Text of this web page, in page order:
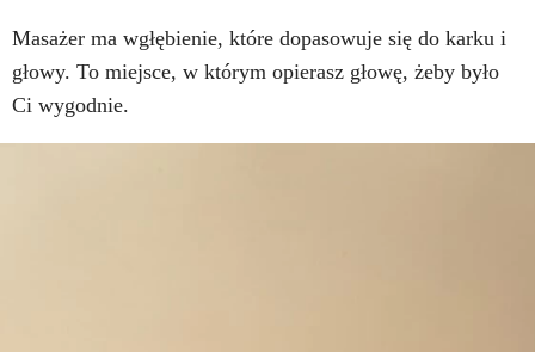
Masażer ma wgłębienie, które dopasowuje się do karku i
głowy. To miejsce, w którym opierasz głowę, żeby było
Ci wygodnie.